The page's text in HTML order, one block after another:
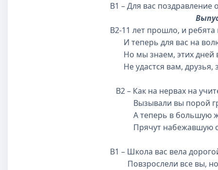
В1 – Для вас
В2-11 лет прошло, и
И теперь для вас на
Но мы знаем, этих дней
Не удастся вам, друзья,
В2 – Как на нервах на
Вызывали вы порой
А теперь в большую
Прячут набежавшую
В1 – Школа вас вела
Повзрослели все вы, но